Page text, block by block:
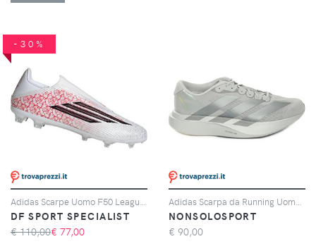
-30%
DF SPORT SPECIALIST
€ 110,00€ 77,00
NONSOLOSPORT
€ 90,00